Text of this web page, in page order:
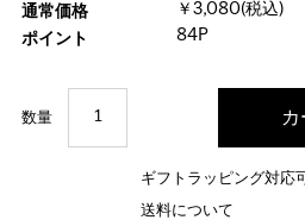
通常価格
￥3,080(税込)
ポイント
84P
数量
ギフトラッピング対応可
送料について